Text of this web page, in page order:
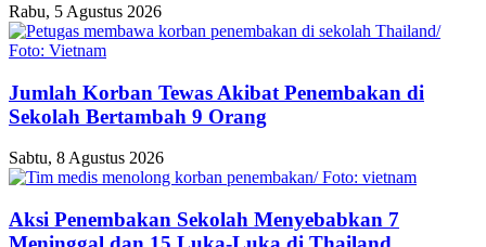
Rabu, 5 Agustus 2026
Jumlah Korban Tewas Akibat Penembakan di
Sekolah Bertambah 9 Orang
Sabtu, 8 Agustus 2026
Aksi Penembakan Sekolah Menyebabkan 7